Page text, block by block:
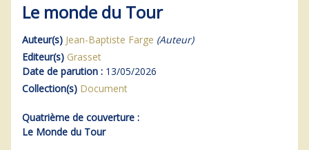
Le monde du Tour
Auteur(s) Jean-Baptiste Farge (Auteur)
Editeur(s) Grasset
Date de parution : 13/05/2026
Collection(s) Document
Quatrième de couverture :
Le Monde du Tour